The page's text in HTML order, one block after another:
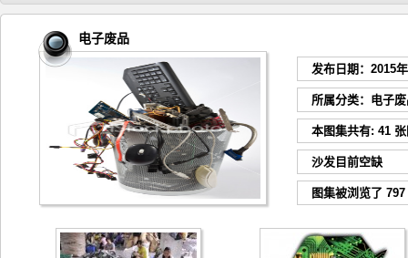
废铅 废电机
电子废品
发布日期：2015
所属分类： 电子
本图集共有: 41
沙发目前空缺
图集被浏览了